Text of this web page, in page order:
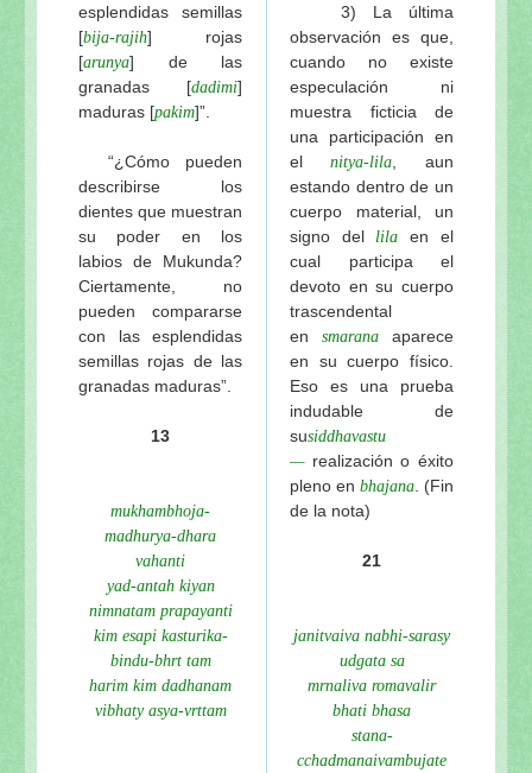
esplendidas semillas
[bija-rajih] rojas
[arunya] de las
granadas [dadimi]
maduras [pakim]”.
“¿Cómo pueden
describirse los
dientes que muestran
su poder en los
labios de Mukunda?
Ciertamente, no
pueden compararse
con las esplendidas
semillas rojas de las
granadas maduras”.
13
mukhambhoja-
madhurya-dhara
vahanti
yad-antah kiyan
nimnatam prapayanti
kim esapi kasturika-
bindu-bhrt tam
harim kim dadhanam
vibhaty asya-vrttam
3) La última
observación es que,
cuando no existe
especulación ni
muestra ficticia de
una participación en
el nitya-lila , aun
estando dentro de un
cuerpo material, un
signo del lila en el
cual participa el
devoto en su cuerpo
trascendental
en smarana aparece
en su cuerpo físico.
Eso es una prueba
indudable de
susiddhavastu
—realización o éxito
pleno en bhajana . (Fin
de la nota)
21
janitvaiva nabhi-sarasy
udgata sa
mrnaliva romavalir
bhati bhasa
stana-
cchadmanaivambujate